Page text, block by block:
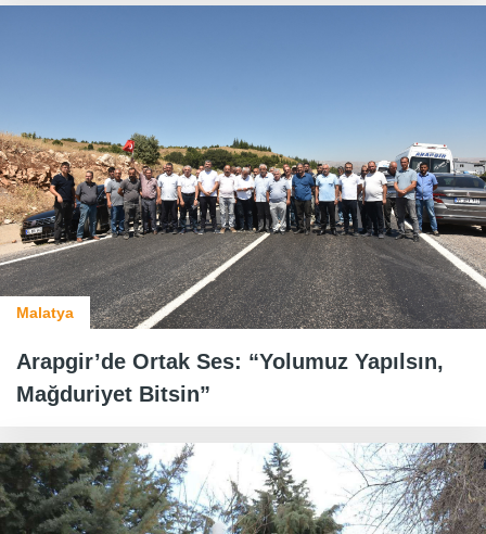
Malatya
Arapgir’de Ortak Ses: “Yolumuz Yapılsın,
Mağduriyet Bitsin”